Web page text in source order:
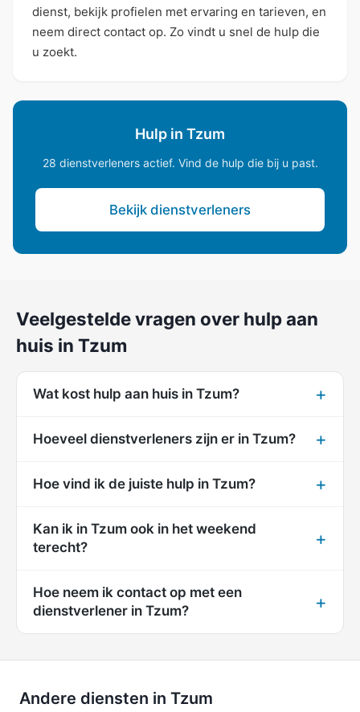
dienst, bekijk profielen met ervaring en tarieven, en
neem direct contact op. Zo vindt u snel de hulp die
u zoekt.
Hulp in Tzum
28 dienstverleners actief. Vind de hulp die bij u past.
Bekijk dienstverleners
Veelgestelde vragen over hulp aan
huis in Tzum
Wat kost hulp aan huis in Tzum?
Hoeveel dienstverleners zijn er in Tzum?
Hoe vind ik de juiste hulp in Tzum?
Kan ik in Tzum ook in het weekend
terecht?
Hoe neem ik contact op met een
dienstverlener in Tzum?
Andere diensten in Tzum